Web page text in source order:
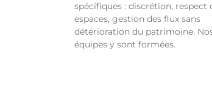
spécifiques : discrétion, respect
espaces, gestion des flux sans
détérioration du patrimoine.
équipes y sont formées.